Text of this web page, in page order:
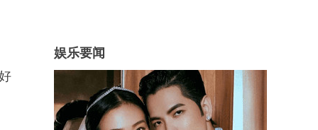
娱乐要闻